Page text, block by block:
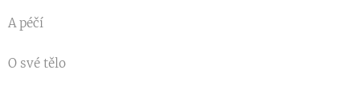
A péčí
O své tělo